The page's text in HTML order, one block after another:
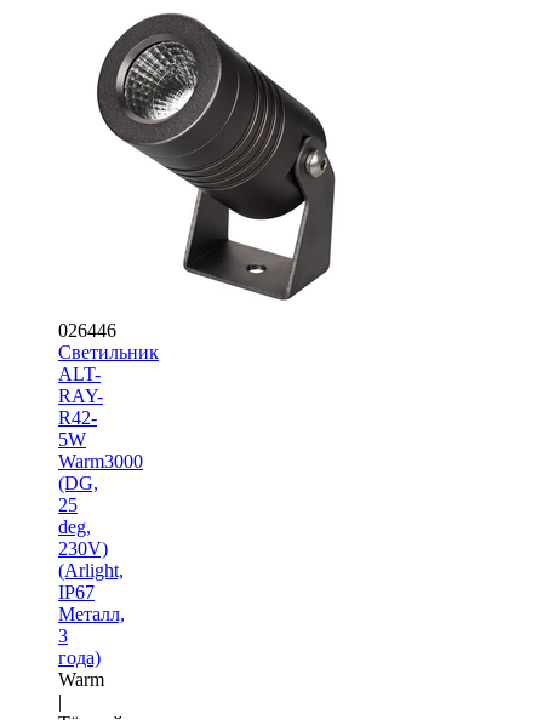
026446
Светильник
ALT-
RAY-
R42-
5W
Warm3000
(DG,
25
deg,
230V)
(Arlight,
IP67
Металл,
3
года)
Warm
|